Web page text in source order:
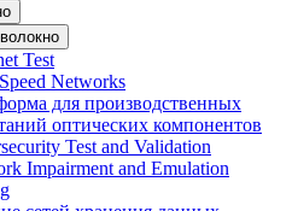
Test
Networks
для производственных
оптических компонентов
Test and Validation
Impairment and Emulation